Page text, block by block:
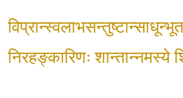
निरहङ्कारिणः